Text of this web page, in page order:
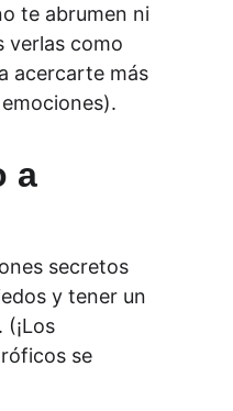
te abrumen ni
verlas como
acercarte más
a
secretos
y tener un
se